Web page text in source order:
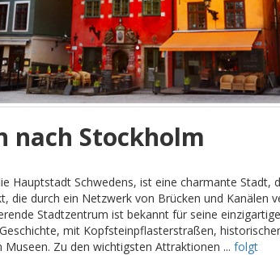
nach Stockholm
Hauptstadt Schwedens, ist eine charmante Stadt,
die durch ein Netzwerk von Brücken und Kanälen
Stadtzentrum ist bekannt für seine
mit Kopfsteinpflasterstraßen,
Museen. Zu den wichtigsten Attraktionen ... folgt